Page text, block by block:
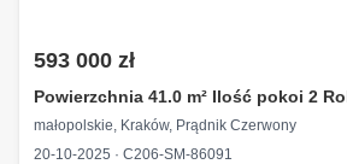
593 000 zł
Powierzchnia 41.0 m² Ilość pokoi 2
małopolskie, Kraków, Prądnik Czerwony
20-10-2025 · C206-SM-86091